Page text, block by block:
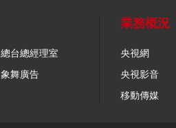
總台總經理室
象舞廣告
業務概況
央視網
央視影音
移動傳媒